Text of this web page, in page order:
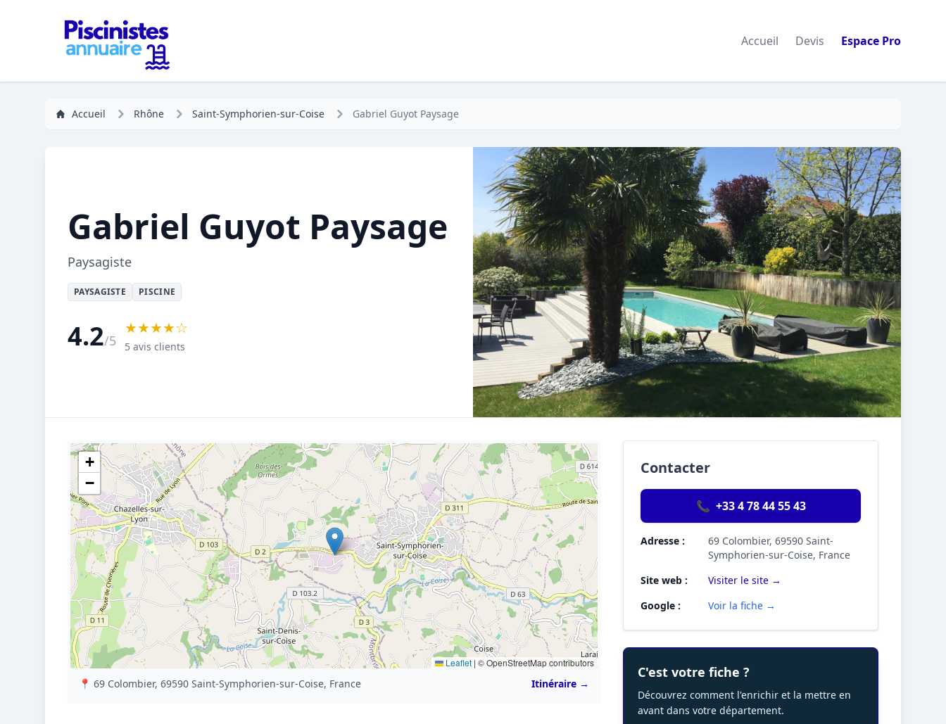
Accueil Devis Espace Pro
Accueil Rhône Saint-Symphorien-sur-Coise Gabriel Guyot Paysage
Gabriel Guyot Paysage
Paysagiste
PAYSAGISTE PISCINE
4.2/5
★★★★☆
5 avis clients
+
−
Leaflet | © OpenStreetMap contributors
📍 69 Colombier, 69590 Saint-Symphorien-sur-Coise, France Itinéraire →
Contacter
📞 +33 4 78 44 55 43
Adresse :
69 Colombier, 69590 Saint-
Symphorien-sur-Coise, France
Site web :
Visiter le site →
Google :
Voir la fiche →
C'est votre fiche ?
Découvrez comment l'enrichir et la mettre en
avant dans votre département.